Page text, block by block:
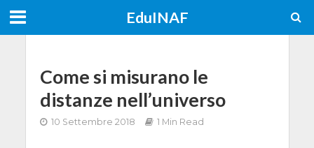
EduINAF
Come si misurano le
distanze nell’universo
10 Settembre 2018 1 Min Read